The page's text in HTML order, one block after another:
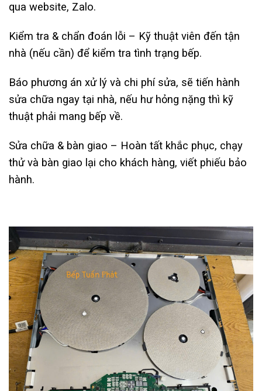
qua website, Zalo.
Kiểm tra & chẩn đoán lỗi – Kỹ thuật viên đến tận
nhà (nếu cần) để kiểm tra tình trạng bếp.
Báo phương án xử lý và chi phí sửa, sẽ tiến hành
sửa chữa ngay tại nhà, nếu hư hỏng nặng thì kỹ
thuật phải mang bếp về.
Sửa chữa & bàn giao – Hoàn tất khắc phục, chạy
thử và bàn giao lại cho khách hàng, viết phiếu bảo
hành.